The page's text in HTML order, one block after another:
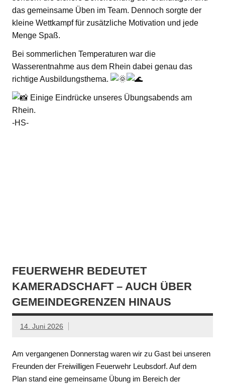
das gemeinsame Üben im Team. Dennoch sorgte der
kleine Wettkampf für zusätzliche Motivation und jede
Menge Spaß.
Bei sommerlichen Temperaturen war die
Wasserentnahme aus dem Rhein dabei genau das
richtige Ausbildungsthema.
Einige Eindrücke unseres Übungsabends am
Rhein.
-HS-
FEUERWEHR BEDEUTET
KAMERADSCHAFT – AUCH ÜBER
GEMEINDEGRENZEN HINAUS
14. Juni 2026
Am vergangenen Donnerstag waren wir zu Gast bei unseren
Freunden der Freiwilligen Feuerwehr Leubsdorf. Auf dem
Plan stand eine gemeinsame Übung im Bereich der